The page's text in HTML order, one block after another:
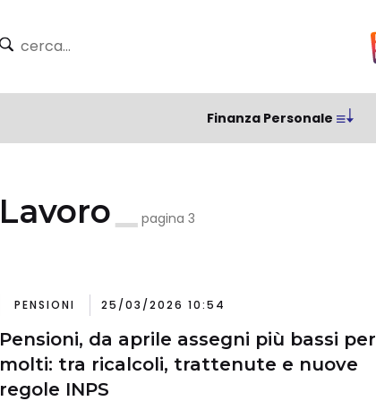
Finanza Personale
Lavoro pagina 3
PENSIONI 25/03/2026 10:54
Pensioni, da aprile assegni più bassi per
molti: tra ricalcoli, trattenute e nuove
regole INPS